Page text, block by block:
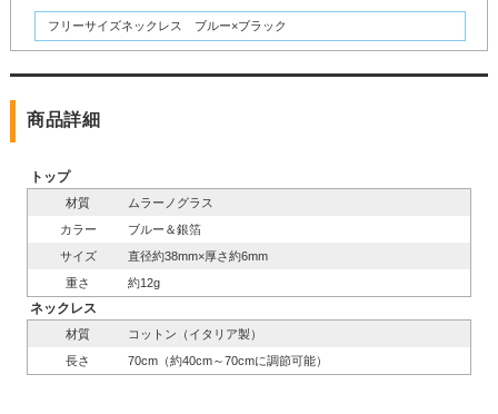
フリーサイズネックレス ブルー×ブラック
商品詳細
トップ
材質
ムラーノグラス
カラー
ブルー＆銀箔
サイズ
直径約38mm×厚さ約6mm
重さ
約12g
ネックレス
材質
コットン（イタリア製）
長さ
70cm（約40cm～70cmに調節可能）